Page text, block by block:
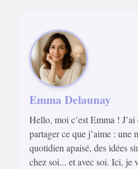
Emma Delaunay
Hello, moi c’est Emma !
partager ce que j’aime : une
quotidien apaisé, des idées
chez soi... et avec soi. Ici, je